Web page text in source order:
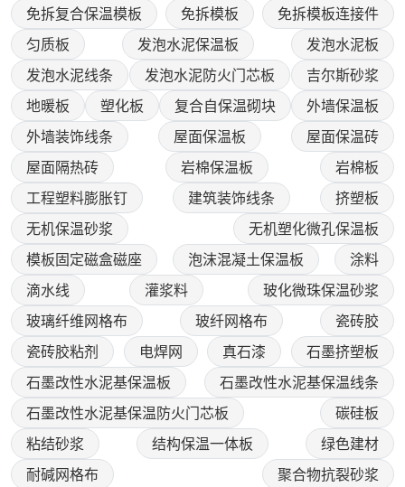
免拆复合保温模板
免拆模板
免拆模板连接件
匀质板
发泡水泥保温板
发泡水泥板
发泡水泥线条
发泡水泥防火门芯板
吉尔斯砂浆
地暖板
塑化板 复合自保温砌块
外墙保温板
外墙装饰线条
屋面保温板
屋面保温砖
屋面隔热砖
岩棉保温板
岩棉板
工程塑料膨胀钉
建筑装饰线条
挤塑板
无机保温砂浆
无机塑化微孔保温板
模板固定磁盒磁座
泡沫混凝土保温板
涂料
滴水线
灌浆料
玻化微珠保温砂浆
玻璃纤维网格布
玻纤网格布
瓷砖胶
瓷砖胶粘剂
电焊网 真石漆
石墨挤塑板
石墨改性水泥基保温板
石墨改性水泥基保温线条
石墨改性水泥基保温防火门芯板
碳硅板
粘结砂浆
结构保温一体板
绿色建材
耐碱网格布
聚合物抗裂砂浆